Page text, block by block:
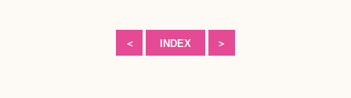
＜ INDEX ＞